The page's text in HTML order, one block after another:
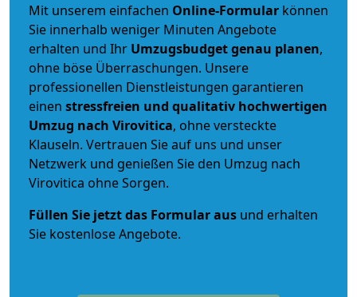
Mit unserem einfachen Online-Formular können
Sie innerhalb weniger Minuten Angebote
erhalten und Ihr Umzugsbudgetgenau planen,
ohne böse Überraschungen. Unsere
professionellen Dienstleistungen garantieren
einen stressfreien und qualitativ hochwertigen
Umzug nach Virovitica, ohne versteckte
Klauseln. Vertrauen Sie auf uns und unser
Netzwerk und genießen Sie den Umzug nach
Virovitica ohne Sorgen.
Füllen Sie jetzt das Formular aus und erhalten
Sie kostenlose Angebote.